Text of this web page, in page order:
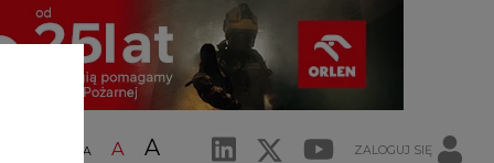
A A A ZALOGUJ SIĘ